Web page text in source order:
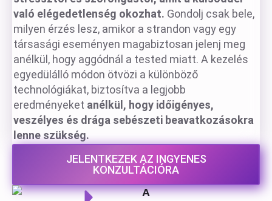
való elégedetlenség okozhat. Gondolj csak bele,
milyen érzés lesz, amikor a strandon vagy egy
társasági eseményen magabiztosan jelenj meg
anélkül, hogy aggódnál a tested miatt. A kezelés
egyedülálló módon ötvözi a különböző
technológiákat, biztosítva a legjobb
eredményeket anélkül, hogy időigényes,
veszélyes és drága sebészeti beavatkozásokra
lenne szükség.
JELENTKEZEK AZ INGYENES
KONZULTÁCIÓRA
A